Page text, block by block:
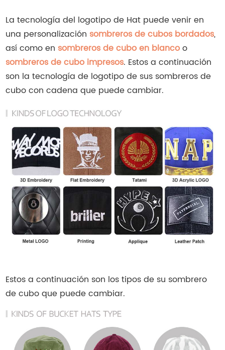
La tecnología del logotipo de Hat puede venir en
una personalización sombreros de cubos bordados,
así como en sombreros de cubo en blancoo
sombreros de cubo impresos. Estos a continuación
son la tecnología de logotipo de sus sombreros de
cubo con cadena que puede cambiar.
Estos a continuación son los tipos de su sombrero
de cubo que puede cambiar.